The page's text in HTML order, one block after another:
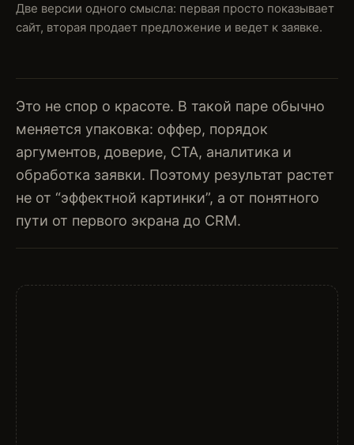
Две версии одного смысла: первая просто показывает
сайт, вторая продает предложение и ведет к заявке.
Это не спор о красоте. В такой паре обычно
меняется упаковка: оффер, порядок
аргументов, доверие, CTA, аналитика и
обработка заявки. Поэтому результат растет
не от “эффектной картинки”, а от понятного
пути от первого экрана до CRM.